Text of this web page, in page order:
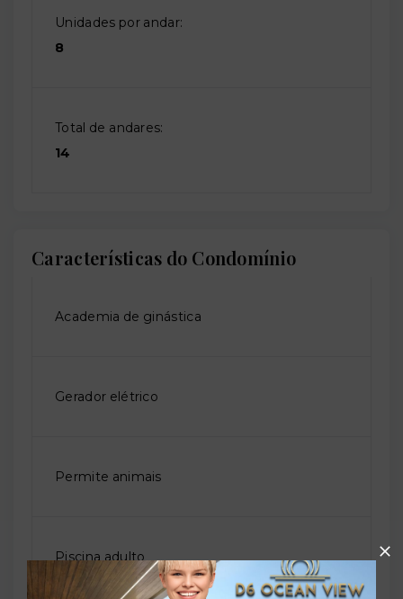
Unidades por andar:
8
Total de andares:
14
Características do Condomínio
Academia de ginástica
Gerador elétrico
Permite animais
Piscina adulto